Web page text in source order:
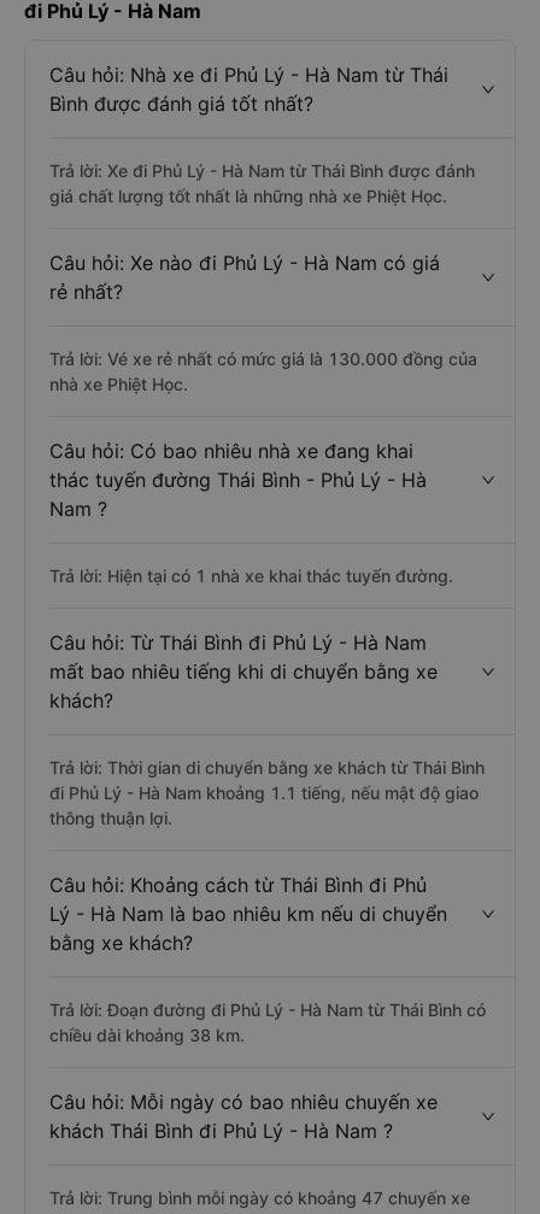
đi Phủ Lý - Hà Nam
Câu hỏi: Nhà xe đi Phủ Lý - Hà Nam từ Thái
Bình được đánh giá tốt nhất?
Trả lời: Xe đi Phủ Lý - Hà Nam từ Thái Bình được đánh
giá chất lượng tốt nhất là những nhà xe Phiệt Học.
Câu hỏi: Xe nào đi Phủ Lý - Hà Nam có giá
rẻ nhất?
Trả lời: Vé xe rẻ nhất có mức giá là 130.000 đồng của
nhà xe Phiệt Học.
Câu hỏi: Có bao nhiêu nhà xe đang khai
thác tuyến đường Thái Bình - Phủ Lý - Hà
Nam ?
Trả lời: Hiện tại có 1 nhà xe khai thác tuyến đường.
Câu hỏi: Từ Thái Bình đi Phủ Lý - Hà Nam
mất bao nhiêu tiếng khi di chuyển bằng xe
khách?
Trả lời: Thời gian di chuyển bằng xe khách từ Thái Bình
đi Phủ Lý - Hà Nam khoảng 1.1 tiếng, nếu mật độ giao
thông thuận lợi.
Câu hỏi: Khoảng cách từ Thái Bình đi Phủ
Lý - Hà Nam là bao nhiêu km nếu di chuyển
bằng xe khách?
Trả lời: Đoạn đường đi Phủ Lý - Hà Nam từ Thái Bình có
chiều dài khoảng 38 km.
Câu hỏi: Mỗi ngày có bao nhiêu chuyến xe
khách Thái Bình đi Phủ Lý - Hà Nam ?
Trả lời: Trung bình mỗi ngày có khoảng 47 chuyến xe